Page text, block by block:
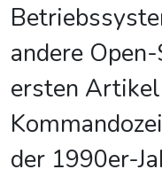
andere
ersten
der 1990er-